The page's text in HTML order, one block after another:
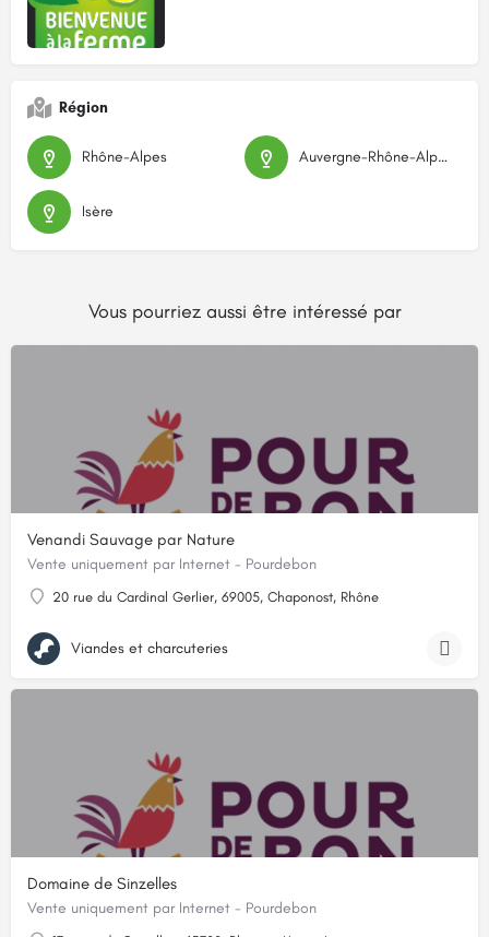
Région
Rhône-Alpes Auvergne-Rhône-Alpes
Isère
Vous pourriez aussi être intéressé par
Venandi Sauvage par Nature
Vente uniquement par Internet - Pourdebon
20 rue du Cardinal Gerlier, 69005, Chaponost, Rhône
Viandes et charcuteries
Domaine de Sinzelles
Vente uniquement par Internet - Pourdebon